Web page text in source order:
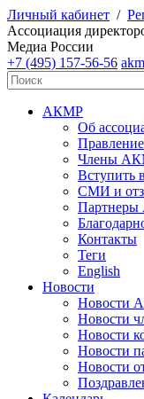
Личный кабинет /
Ассоциация
Медиа России
+7 (495) 157-56-56
АКМР
Об
Правление
Члены
СМИ и
Контакты
Теги
English
Новости
Новости
Новости
Новости
Новости
Новости